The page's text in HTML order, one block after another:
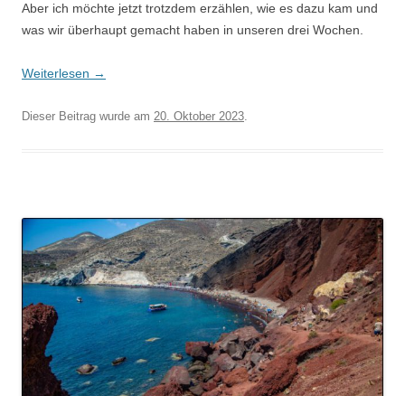
Aber ich möchte jetzt trotzdem erzählen, wie es dazu kam und
was wir überhaupt gemacht haben in unseren drei Wochen.
Weiterlesen →
Dieser Beitrag wurde am 20. Oktober 2023.